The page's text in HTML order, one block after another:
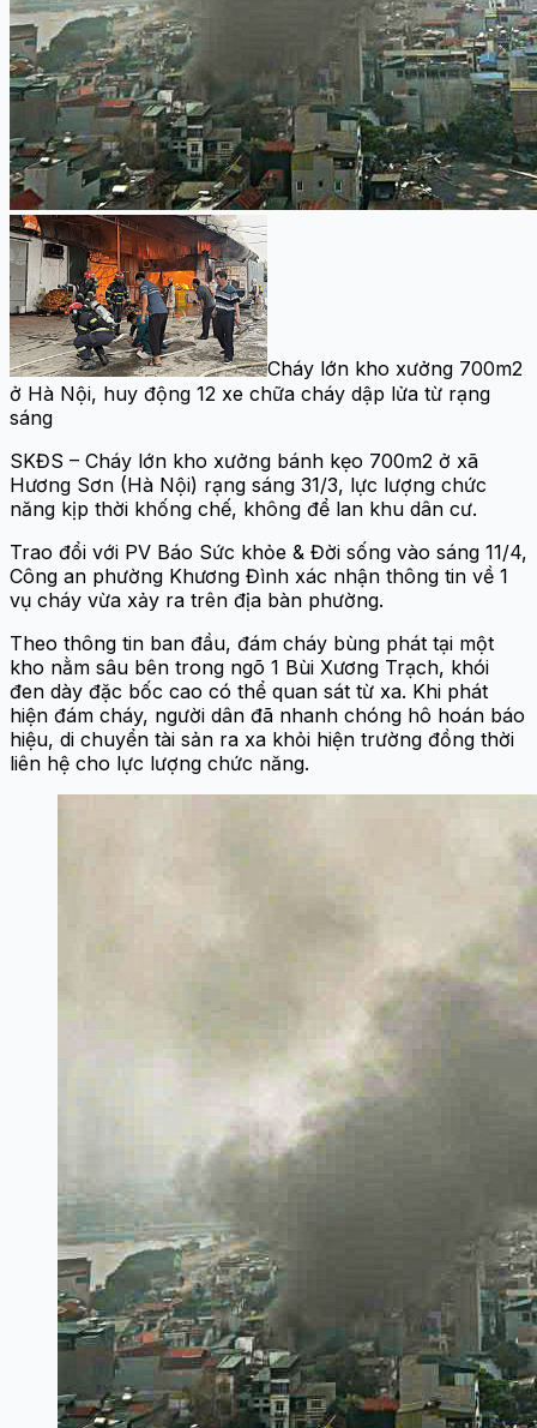
Cháy lớn kho xưởng 700m2
ở Hà Nội, huy động 12 xe chữa cháy dập lửa từ rạng
sáng
SKĐS – Cháy lớn kho xưởng bánh kẹo 700m2 ở xã
Hương Sơn (Hà Nội) rạng sáng 31/3, lực lượng chức
năng kịp thời khống chế, không để lan khu dân cư.
Trao đổi với PV Báo Sức khỏe & Đời sống vào sáng 11/4,
Công an phường Khương Đình xác nhận thông tin về 1
vụ cháy vừa xảy ra trên địa bàn phường.
Theo thông tin ban đầu, đám cháy bùng phát tại một
kho nằm sâu bên trong ngõ 1 Bùi Xương Trạch, khói
đen dày đặc bốc cao có thể quan sát từ xa. Khi phát
hiện đám cháy, người dân đã nhanh chóng hô hoán báo
hiệu, di chuyển tài sản ra xa khỏi hiện trường đồng thời
liên hệ cho lực lượng chức năng.